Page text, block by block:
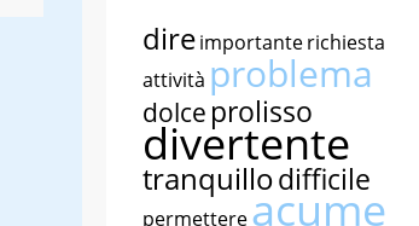
direimportanterichiesta
attività problema
dolce prolisso
divertente
tranquillodifficile
permettereacume